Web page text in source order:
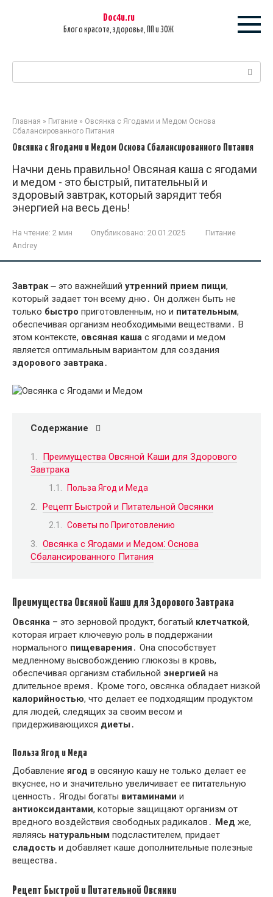
Doc4u.ru
Блог о красоте, здоровье, ПП и ЗОЖ
Главная » Питание » Овсянка с Ягодами и Медом Основа
Сбалансированного Питания
Овсянка с Ягодами и Медом Основа Сбалансированного Питания
Начни день правильно! Овсяная каша с ягодами
и медом - это быстрый, питательный и
здоровый завтрак, который зарядит тебя
энергией на весь день!
На чтение: 2 мин Опубликовано: 20.01.2025
Питание
Andrey
Завтрак౼ это важнейший утренний прием пищи,
который задает тон всему дню․ Он должен быть не
только быстро приготовленным, но и питательным,
обеспечивая организм необходимыми веществами․ В
этом контексте, овсяная каша с ягодами и медом
является оптимальным вариантом для создания
здорового завтрака․
Содержание
Преимущества Овсяной Каши для Здорового
Завтрака
Польза Ягод и Меда
Рецепт Быстрой и Питательной Овсянки
Советы по Приготовлению
Овсянка с Ягодами и Медом⁚ Основа
Сбалансированного Питания
Преимущества Овсяной Каши для Здорового Завтрака
Овсянка – это зерновой продукт, богатый клетчаткой,
которая играет ключевую роль в поддержании
нормального пищеварения ․ Она способствует
медленному высвобождению глюкозы в кровь,
обеспечивая организм стабильной энергией на
длительное время․ Кроме того, овсянка обладает низкой
калорийностью, что делает ее подходящим продуктом
для людей, следящих за своим весом и
придерживающихся диеты ․
Польза Ягод и Меда
Добавление ягод в овсяную кашу не только делает ее
вкуснее, но и значительно увеличивает ее питательную
ценность․ Ягоды богаты витаминами и
антиоксидантами, которые защищают организм от
вредного воздействия свободных радикалов․ Мед же,
являясь натуральным подсластителем, придает
сладость и добавляет каше дополнительные полезные
вещества․
Рецепт Быстрой и Питательной Овсянки